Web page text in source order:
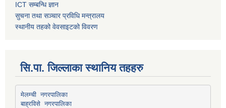
ICT सम्बन्धि ज्ञान
सुचना तथा सञ्चार प्रविधि मन्त्रालय
स्थानीय तहको वेवसाइटको विवरण
सि.पा. जिल्लाका स्थानिय तहहरु
मेलम्ची नगरपालिका
बाह्रविसे नगरपालिका